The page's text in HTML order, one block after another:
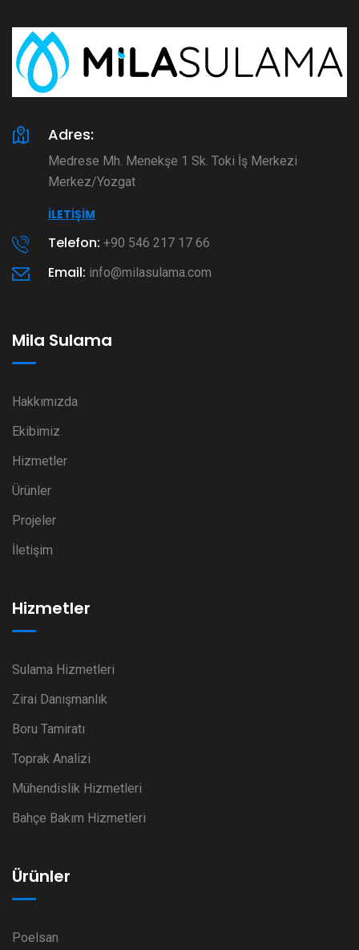
Adres:
Medrese Mh. Menekşe 1 Sk. Toki İş Merkezi
Merkez/Yozgat
İLETIŞIM
Telefon: +90 546 217 17 66
Email: info@milasulama.com
Mila Sulama
Hakkımızda
Ekibimiz
Hizmetler
Ürünler
Projeler
İletişim
Hizmetler
Sulama Hizmetleri
Zirai Danışmanlık
Boru Tamiratı
Toprak Analizi
Mühendislik Hizmetleri
Bahçe Bakım Hizmetleri
Ürünler
Poelsan